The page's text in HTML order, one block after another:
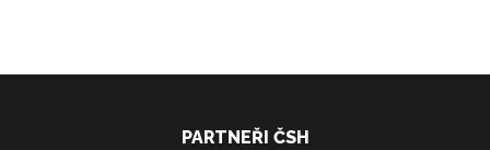
PARTNEŘI ČSH